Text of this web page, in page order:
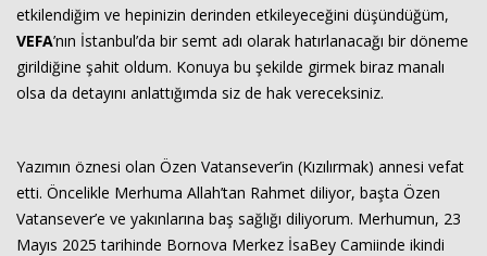
etkilendiğim ve hepinizin derinden etkileyeceğini düşündüğüm,
VEFA’nın İstanbul’da bir semt adı olarak hatırlanacağı bir döneme
girildiğine şahit oldum. Konuya bu şekilde girmek biraz manalı
olsa da detayını anlattığımda siz de hak vereceksiniz.
Yazımın öznesi olan Özen Vatansever’in (Kızılırmak) annesi vefat
etti. Öncelikle Merhuma Allah’tan Rahmet diliyor, başta Özen
Vatansever’e ve yakınlarına baş sağlığı diliyorum. Merhumun, 23
Mayıs 2025 tarihinde Bornova Merkez İsaBey Camiinde ikindi
İLETİŞİM